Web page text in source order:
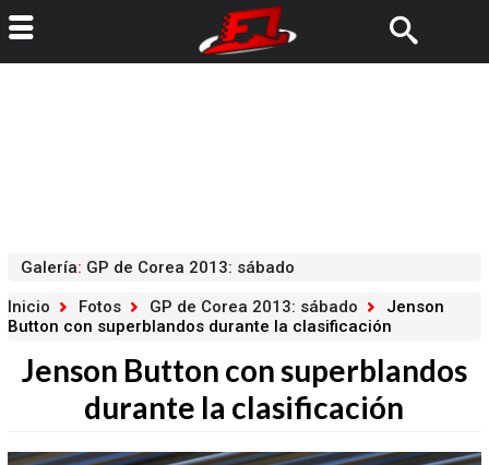
Galería: GP de Corea 2013: sábado
Inicio
Fotos GP de Corea 2013: sábado
Jenson
Button con superblandos durante la clasificación
Jenson Button con superblandos
durante la clasificación